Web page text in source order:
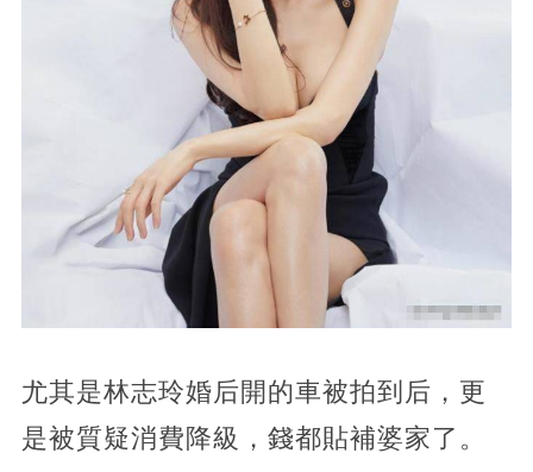
尤其是林志玲婚后開的車被拍到后，更
是被質疑消費降級，錢都貼補婆家了。